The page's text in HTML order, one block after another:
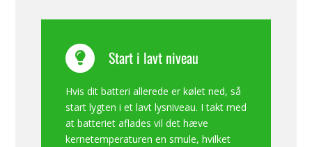
Start i lavt niveau
Hvis dit batteri allerede er kølet ned, så
start lygten i et lavt lysniveau. I takt med
at batteriet aflades vil det hæve
kernetemperaturen en smule, hvilket